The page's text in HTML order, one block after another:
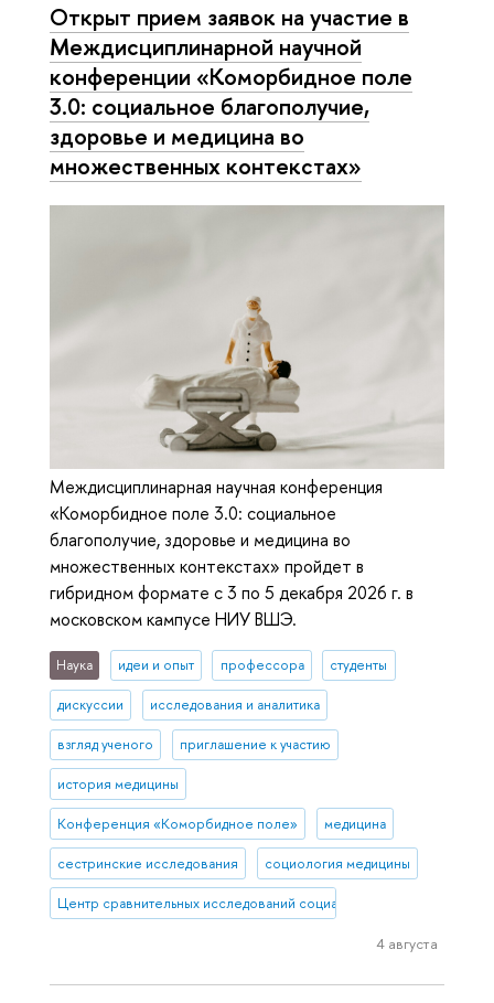
Открыт прием заявок на участие в
Междисциплинарной научной
конференции «Коморбидное поле
3.0: социальное благополучие,
здоровье и медицина во
множественных контекстах»
Междисциплинарная научная конференция
«Коморбидное поле 3.0: социальное
благополучие, здоровье и медицина во
множественных контекстах» пройдет в
гибридном формате с 3 по 5 декабря 2026 г. в
московском кампусе НИУ ВШЭ.
Наука идеи и опыт профессора студенты
дискуссии исследования и аналитика
взгляд ученого приглашение к участию
история медицины
Конференция «Коморбидное поле» медицина
сестринские исследования социология медицины
Центр сравнительных исследований социального благополучия
4 августа